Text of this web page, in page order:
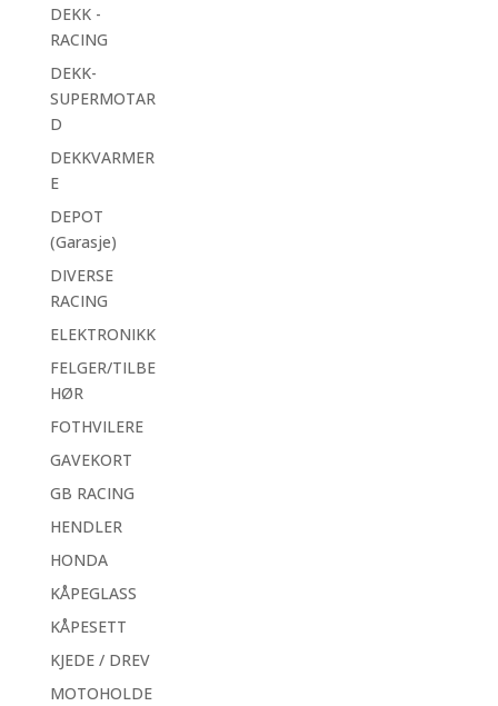
DEKK -
RACING
DEKK-
SUPERMOTAR
D
DEKKVARMER
E
DEPOT
(Garasje)
DIVERSE
RACING
ELEKTRONIKK
FELGER/TILBE
HØR
FOTHVILERE
GAVEKORT
GB RACING
HENDLER
HONDA
KÅPEGLASS
KÅPESETT
KJEDE / DREV
MOTOHOLDE